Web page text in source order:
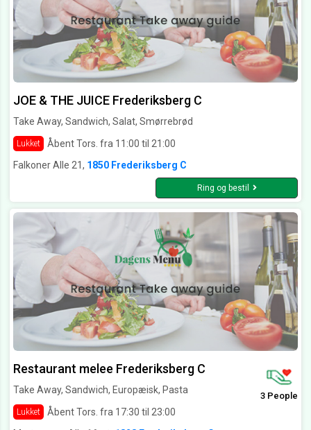
JOE & THE JUICE Frederiksberg C
Take Away, Sandwich, Salat, Smørrebrød
Lukket
Åbent Tors. fra 11:00 til 21:00
Falkoner Alle 21, 1850 Frederiksberg C
Ring og bestil
Restaurant melee Frederiksberg C
Take Away, Sandwich, Europæisk, Pasta
Lukket Åbent Tors. fra 17:30 til 23:00
3 People